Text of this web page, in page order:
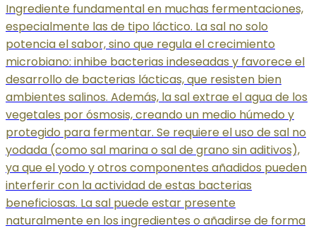
Ingrediente fundamental en muchas fermentaciones,
especialmente las de tipo láctico. La sal no solo
potencia el sabor, sino que regula el crecimiento
microbiano: inhibe bacterias indeseadas y favorece el
desarrollo de bacterias lácticas, que resisten bien
ambientes salinos. Además, la sal extrae el agua de los
vegetales por ósmosis, creando un medio húmedo y
protegido para fermentar. Se requiere el uso de sal no
yodada (como sal marina o sal de grano sin aditivos),
ya que el yodo y otros componentes añadidos pueden
interferir con la actividad de estas bacterias
beneficiosas. La sal puede estar presente
naturalmente en los ingredientes o añadirse de forma